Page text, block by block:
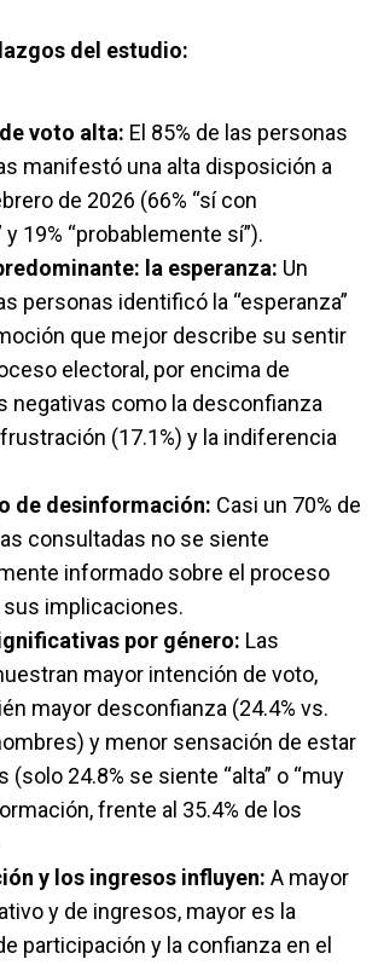
del estudio:
voto alta: El 85% de las personas
manifestó una alta disposición a
de 2026 (66% “sí con
y 19% “probablemente sí”).
la esperanza: Un
personas identificó la “esperanza”
que mejor describe su sentir
electoral, por encima de
negativas como la desconfianza
frustración (17.1%) y la indiferencia
de desinformación: Casi un 70% de
consultadas no se siente
informado sobre el proceso
implicaciones.
por género: Las
mayor intención de voto,
mayor desconfianza (24.4% vs.
y menor sensación de estar
(solo 24.8% se siente “alta” o “muy
frente al 35.4% de los
y los ingresos influyen: A mayor
y de ingresos, mayor es la
participación y la confianza en el